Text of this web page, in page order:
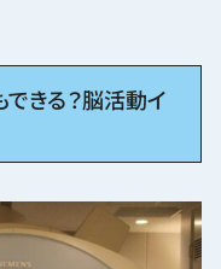
きる？脳活動イ